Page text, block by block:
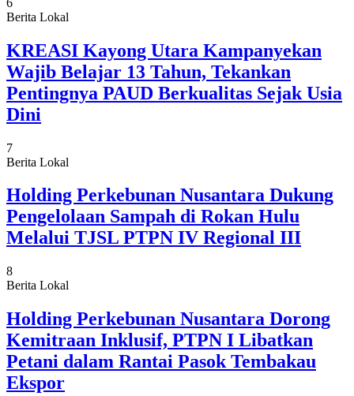
Berita Lokal
KREASI Kayong Utara Kampanyekan
Wajib Belajar 13 Tahun, Tekankan
Pentingnya PAUD Berkualitas Sejak Usia
Dini
7
Berita Lokal
Holding Perkebunan Nusantara Dukung
Pengelolaan Sampah di Rokan Hulu
Melalui TJSL PTPN IV Regional III
8
Berita Lokal
Holding Perkebunan Nusantara Dorong
Kemitraan Inklusif, PTPN I Libatkan
Petani dalam Rantai Pasok Tembakau
Ekspor